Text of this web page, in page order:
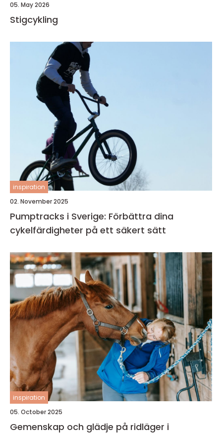
05. May 2026
Stigcykling
inspiration
02. November 2025
Pumptracks i Sverige: Förbättra dina
cykelfärdigheter på ett säkert sätt
inspiration
05. October 2025
Gemenskap och glädje på ridläger i